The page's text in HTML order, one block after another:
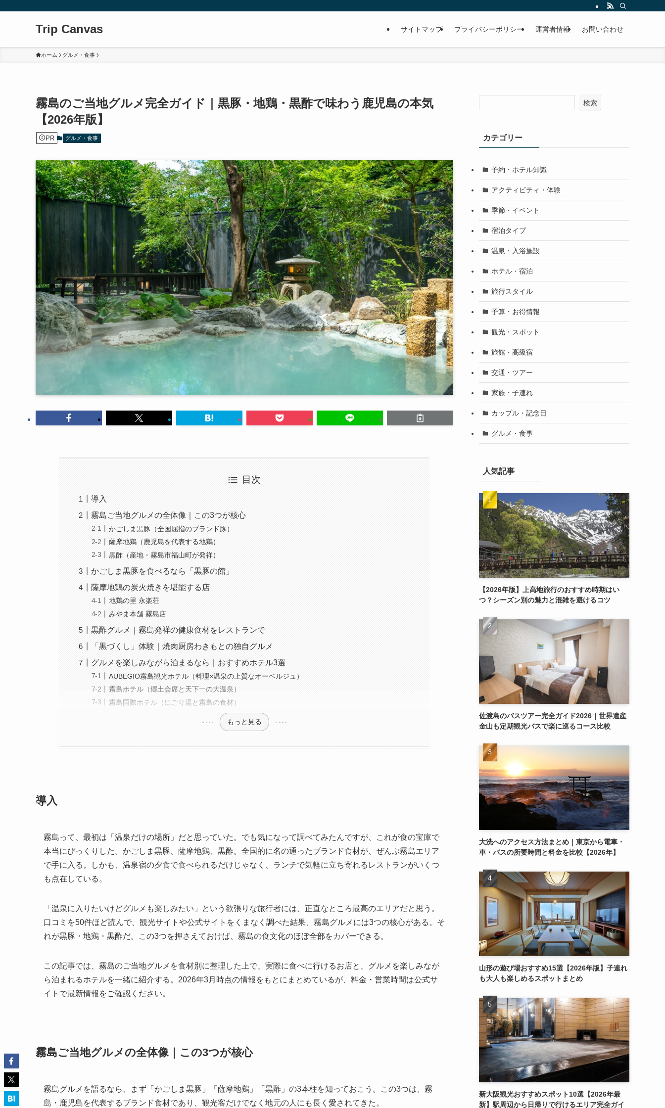
Trip Canvas サイトマップ プライバシーポリシー 運営者情報 お問い合わせ
ホーム グルメ・食事
霧島のご当地グルメ完全ガイド｜黒豚・地鶏・黒酢で味わう鹿児島の本気
【2026年版】
PR グルメ・食事
目次
導入
霧島ご当地グルメの全体像｜この3つが核心
かごしま黒豚（全国屈指のブランド豚）
薩摩地鶏（鹿児島を代表する地鶏）
黒酢（産地・霧島市福山町が発祥）
かごしま黒豚を食べるなら「黒豚の館」
薩摩地鶏の炭火焼きを堪能する店
地鶏の里 永楽荘
みやま本舗 霧島店
黒酢グルメ｜霧島発祥の健康食材をレストランで
「黒づくし」体験｜焼肉厨房わきもとの独自グルメ
グルメを楽しみながら泊まるなら｜おすすめホテル3選
AUBEGIO霧島観光ホテル（料理×温泉の上質なオーベルジュ）
霧島ホテル（郷土会席と天下一の大温泉）
霧島国際ホテル（にごり湯と霧島の食材）
もっと見る
導入
霧島って、最初は「温泉だけの場所」だと思っていた。でも気になって調べてみたんですが、これが食の宝庫で
本当にびっくりした。かごしま黒豚、薩摩地鶏、黒酢。全国的に名の通ったブランド食材が、ぜんぶ霧島エリア
で手に入る。しかも、温泉宿の夕食で食べられるだけじゃなく、ランチで気軽に立ち寄れるレストランがいくつ
も点在している。
「温泉に入りたいけどグルメも楽しみたい」という欲張りな旅行者には、正直なところ最高のエリアだと思う。
口コミを50件ほど読んで、観光サイトや公式サイトをくまなく調べた結果、霧島グルメには3つの核心がある。そ
れが黒豚・地鶏・黒酢だ。この3つを押さえておけば、霧島の食文化のほぼ全部をカバーできる。
この記事では、霧島のご当地グルメを食材別に整理した上で、実際に食べに行けるお店と、グルメを楽しみなが
ら泊まれるホテルを一緒に紹介する。2026年3月時点の情報をもとにまとめているが、料金・営業時間は公式サ
イトで最新情報をご確認ください。
霧島ご当地グルメの全体像｜この3つが核心
霧島グルメを語るなら、まず「かごしま黒豚」「薩摩地鶏」「黒酢」の3本柱を知っておこう。この3つは、霧
島・鹿児島を代表するブランド食材であり、観光客だけでなく地元の人にも長く愛されてきた。
検索
カテゴリー
予約・ホテル知識
アクティビティ・体験
季節・イベント
宿泊タイプ
温泉・入浴施設
ホテル・宿泊
旅行スタイル
予算・お得情報
観光・スポット
旅館・高級宿
交通・ツアー
家族・子連れ
カップル・記念日
グルメ・食事
人気記事
【2026年版】上高地旅行のおすすめ時期はい
つ？シーズン別の魅力と混雑を避けるコツ
佐渡島のバスツアー完全ガイド2026｜世界遺産
金山も定期観光バスで楽に巡るコース比較
大洗へのアクセス方法まとめ｜東京から電車・
車・バスの所要時間と料金を比較【2026年】
山形の遊び場おすすめ15選【2026年版】子連れ
も大人も楽しめるスポットまとめ
新大阪観光おすすめスポット10選【2026年最
新】駅周辺から日帰りで行けるエリア完全ガイ